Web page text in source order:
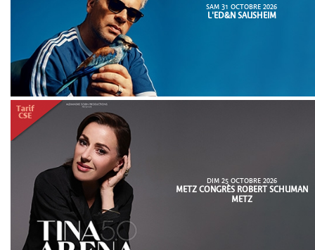
SAM 31 OCTOBRE 2026
L'ED&N SAUSHEIM
DIM 25 OCTOBRE 2026
METZ CONGRÈS ROBERT SCHUMAN
METZ